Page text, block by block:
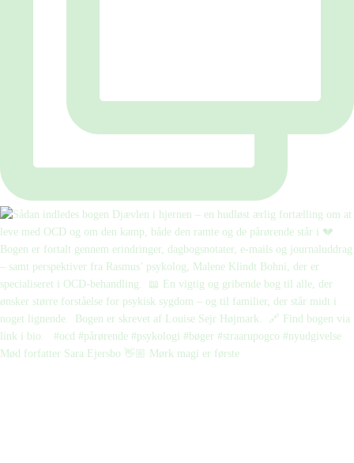
Mød forfatter Sara Ejersbo 👋🏼 Mørk magi er første